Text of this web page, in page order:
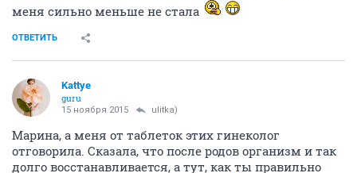
меня сильно меньше не стала
ОТВЕТИТЬ
Kattye
guru
15 ноября 2015 ulitka)
Марина, а меня от таблеток этих гинеколог
отговорила. Сказала, что после родов организм и так
долго восстанавливается, а тут, как ты правильно